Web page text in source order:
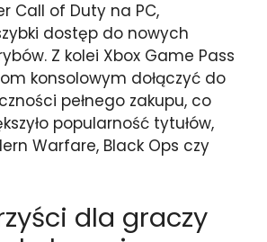
Call of Duty na PC,
dostęp do nowych
Z kolei Xbox Game Pass
konsolowym dołączyć do
pełnego zakupu, co
popularność tytułów,
Warfare, Black Ops czy
dla graczy